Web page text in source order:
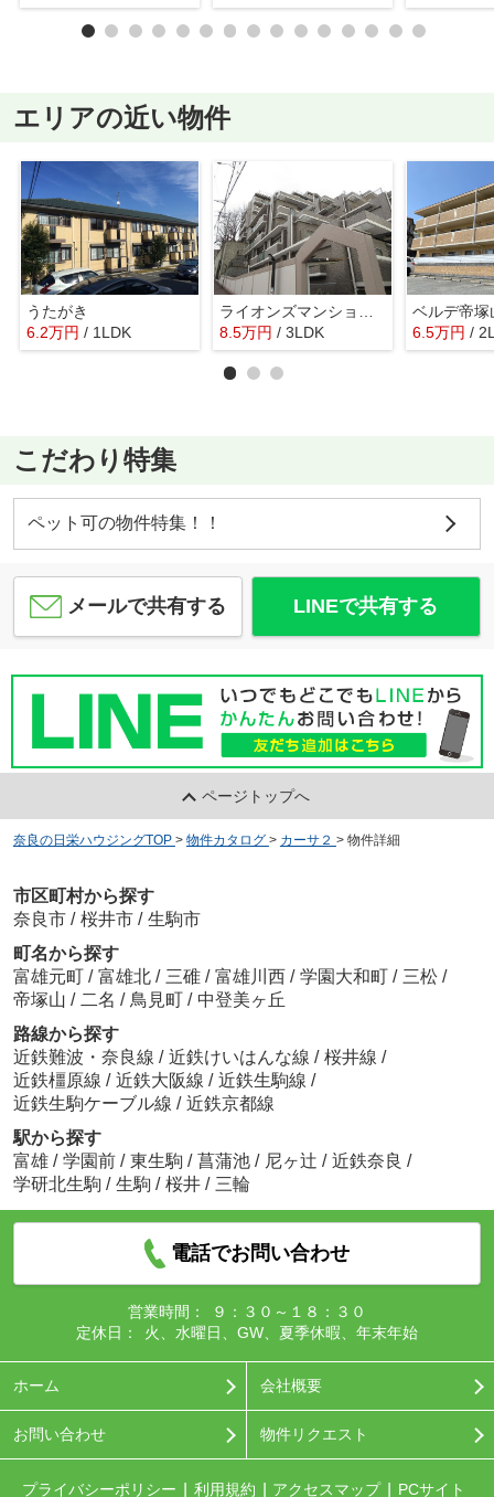
エリアの近い物件
うたがき
6.2万円 / 1LDK
8.5万円 / 3LDK
ベルデ帝塚
6.5万円 /
こだわり特集
ペット可の物件特集！！
メールで共有する LINEで共有する
ページトップへ
奈良の日栄ハウジングTOP > 物件カタログ > カーサ２ > 物件詳細
市区町村から探す
奈良市 / 桜井市 / 生駒市
町名から探す
富雄元町 / 富雄北 / 三碓 / 富雄川西 / 学園大和町 / 三松 /
帝塚山 / 二名 / 鳥見町 / 中登美ヶ丘
路線から探す
近鉄難波・奈良線 / 近鉄けいはんな線 / 桜井線 /
近鉄橿原線 / 近鉄大阪線 / 近鉄生駒線 /
近鉄生駒ケーブル線 / 近鉄京都線
駅から探す
富雄 / 学園前 / 東生駒 / 菖蒲池 / 尼ヶ辻 / 近鉄奈良 /
学研北生駒 / 生駒 / 桜井 / 三輪
電話でお問い合わせ
営業時間：
９：３０～１８：３０
定休日：
火、水曜日、GW、夏季休暇、年末年始
ホーム 会社概要
お問い合わせ 物件リクエスト
プライバシーポリシー 利用規約 アクセスマップ PCサイト